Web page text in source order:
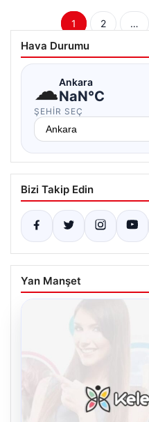
Yazı
sayfalaması
1 2 …
Hava Durumu
☁Ankara
NaN°C
ŞEHIR SEÇ
Bizi Takip Edin
Yan Manşet